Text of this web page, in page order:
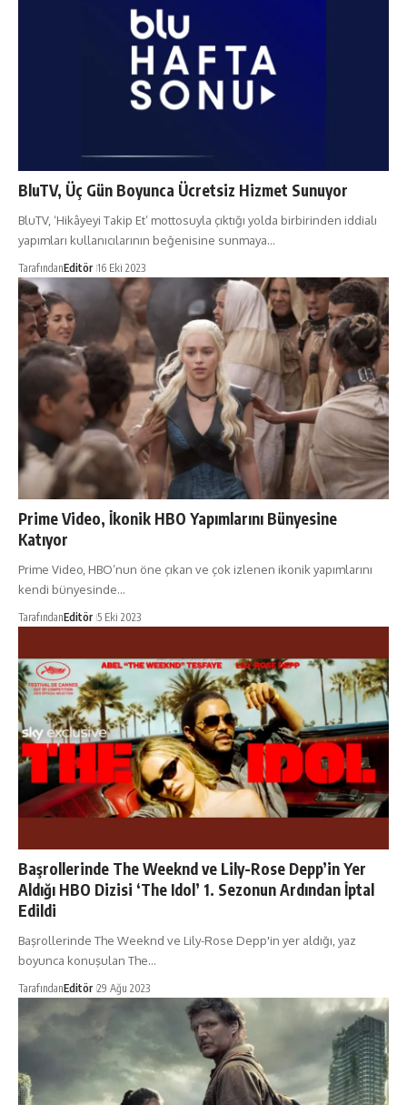
BluTV, Üç Gün Boyunca Ücretsiz Hizmet Sunuyor
BluTV, ‘Hikâyeyi Takip Et’ mottosuyla çıktığı yolda birbirinden iddialı
yapımları kullanıcılarının beğenisine sunmaya…
TarafındanEditör 16 Eki 2023
Prime Video, İkonik HBO Yapımlarını Bünyesine
Katıyor
Prime Video, HBO’nun öne çıkan ve çok izlenen ikonik yapımlarını
kendi bünyesinde…
TarafındanEditör 5 Eki 2023
Başrollerinde The Weeknd ve Lily-Rose Depp’in Yer
Aldığı HBO Dizisi ‘The Idol’ 1. Sezonun Ardından İptal
Edildi
Başrollerinde The Weeknd ve Lily-Rose Depp'in yer aldığı, yaz
boyunca konuşulan The…
TarafındanEditör 29 Ağu 2023